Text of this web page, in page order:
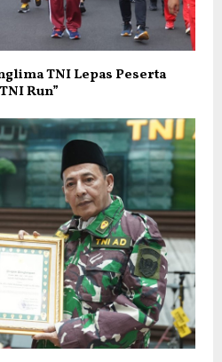
TNI Lepas Peserta
Run”